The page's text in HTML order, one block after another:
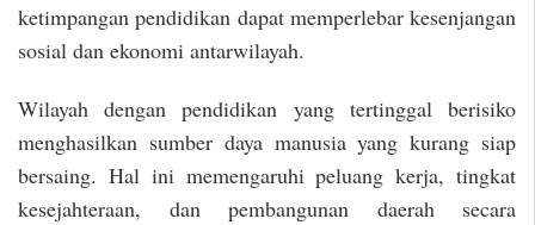
ketimpangan pendidikan dapat memperlebar kesenjangan
sosial dan ekonomi antarwilayah.
Wilayah dengan pendidikan yang tertinggal berisiko
menghasilkan sumber daya manusia yang kurang siap
bersaing. Hal ini memengaruhi peluang kerja, tingkat
kesejahteraan, dan pembangunan daerah secara